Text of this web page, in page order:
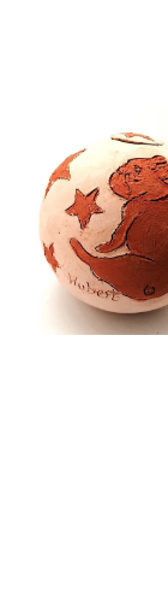
hoofdinhoud